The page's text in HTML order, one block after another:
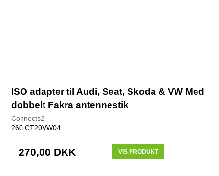
ISO adapter til Audi, Seat, Skoda & VW Med
dobbelt Fakra antennestik
Connects2
260 CT20VW04
270,00 DKK VIS PRODUKT